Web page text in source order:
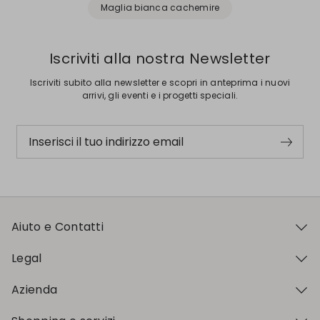
Maglia bianca cachemire
Iscriviti alla nostra Newsletter
Iscriviti subito alla newsletter e scopri in anteprima i nuovi
arrivi, gli eventi e i progetti speciali.
Inserisci il tuo indirizzo email
Aiuto e Contatti
Legal
Azienda